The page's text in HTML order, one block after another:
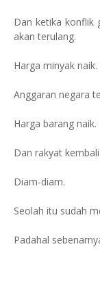
Dan ketika konflik
akan terulang.
Harga minyak naik.
Anggaran negara
Harga barang naik.
Dan rakyat
Diam-diam.
Seolah itu sudah
Padahal